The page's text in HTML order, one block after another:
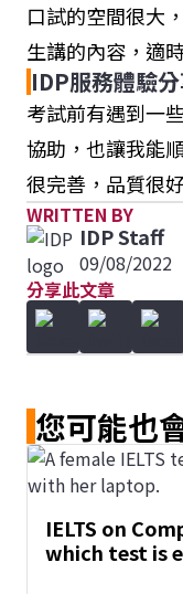
口試的空間很大
生講的內容，適
IDP服務體驗
考試前有遇到一
協助，也讓我能
很完善，品質很
WRITTEN BY
IDP Staff
09/08/2022
分享此文章
您可能也
IELTS on
which test is